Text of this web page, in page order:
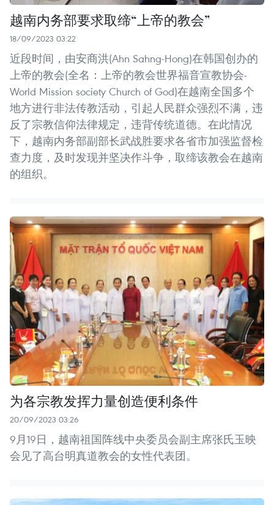
越南内务部要求取缔“上帝的教会”
18/09/2023 03:22
近段时间，由安商洪(Ahn Sahng-Hong)在韩国创办的
上帝的教会(全名：上帝的教会世界福音宣教协会-
World Mission society Church of God)在越南全国多个
地方进行非法传教活动，引起人民群众强烈不满，违
反了宗教信仰法律规定，违背传统道德。在此情况
下，越南内务部副部长武战胜要求各省市加强监督检
查力度，及时发现并坚决作斗争，取缔该教会在越南
的组织。
为各宗教发挥力量创造便利条件
20/09/2023 03:26
9月19日，越南祖国阵线中央委员会副主席张氏玉映
会见了高台明真道教会的女性代表团。